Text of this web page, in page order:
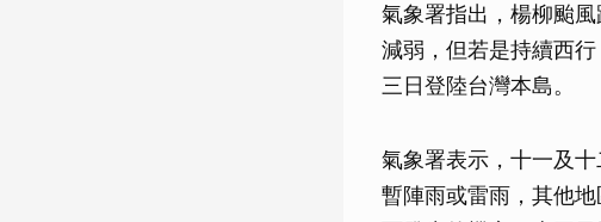
氣象署指出，楊柳颱
減弱，但若是持續西
三日登陸台灣本島。
氣象署表示，十一及
暫陣雨或雷雨，其他